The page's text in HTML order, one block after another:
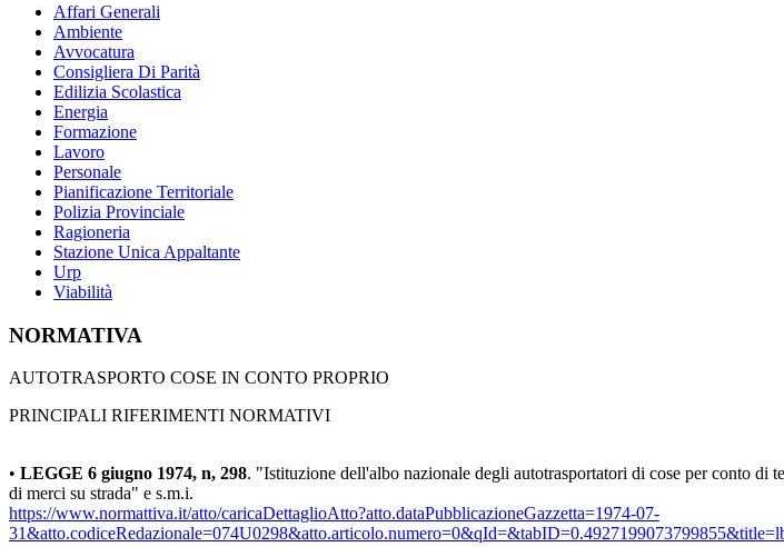
Affari Generali
Ambiente
Avvocatura
Consigliera Di Parità
Edilizia Scolastica
Energia
Formazione
Lavoro
Personale
Pianificazione Territoriale
Polizia Provinciale
Ragioneria
Stazione Unica Appaltante
Urp
Viabilità
NORMATIVA
AUTOTRASPORTO COSE IN CONTO PROPRIO
PRINCIPALI RIFERIMENTI NORMATIVI
• LEGGE 6 giugno 1974, n, 298. "Istituzione dell'albo nazionale degli autotrasportatori di cose per conto di
di merci su strada" e s.m.i.
https://www.normattiva.it/atto/caricaDettaglioAtto?atto.dataPubblicazioneGazzetta=1974-07-